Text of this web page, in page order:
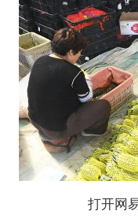
打开网